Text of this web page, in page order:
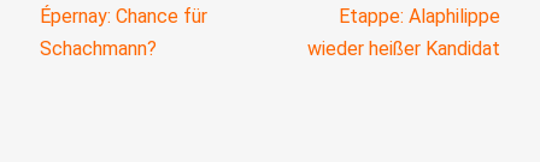
Épernay: Chance für
Schachmann?
Etappe: Alaphilippe
wieder heißer Kandidat